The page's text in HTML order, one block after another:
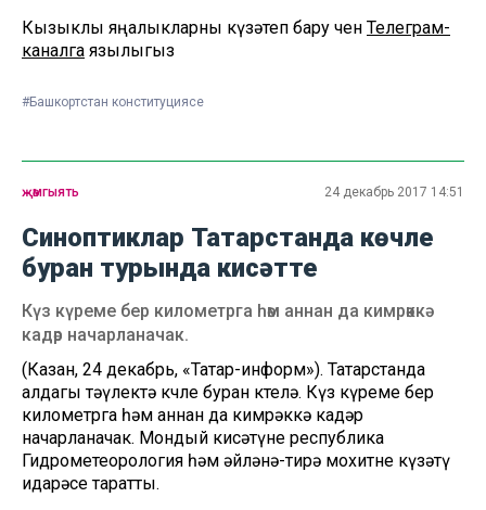
Кызыклы яңалыкларны күзәтеп бару өчен Телеграм-
каналга язылыгыз
#Башкортстан конституциясе
җәмгыять 24 декабрь 2017 14:51
Синоптиклар Татарстанда көчле
буран турында кисәтте
Күз күреме бер километрга һәм аннан да кимрәккә
кадәр начарланачак.
(Казан, 24 декабрь, «Татар-информ»). Татарстанда
алдагы тәүлектә көчле буран көтелә. Күз күреме бер
километрга һәм аннан да кимрәккә кадәр
начарланачак. Мондый кисәтүне республика
Гидрометеорология һәм әйләнә-тирә мохитне күзәтү
идарәсе таратты.